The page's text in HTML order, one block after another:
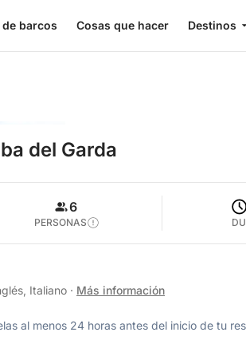
barcos Cosas que hacer Destinos
del Garda
6
PERSONAS
Italiano · Más información
al menos 24 horas antes del inicio de tu